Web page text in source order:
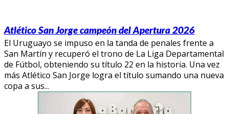
Atlético San Jorge campeón del Apertura 2026
El Uruguayo se impuso en la tanda de penales frente a
San Martín y recuperó el trono de La Liga Departamental
de Fútbol, obteniendo su título 22 en la historia. Una vez
más Atlético San Jorge logra el título sumando una nueva
copa a sus...